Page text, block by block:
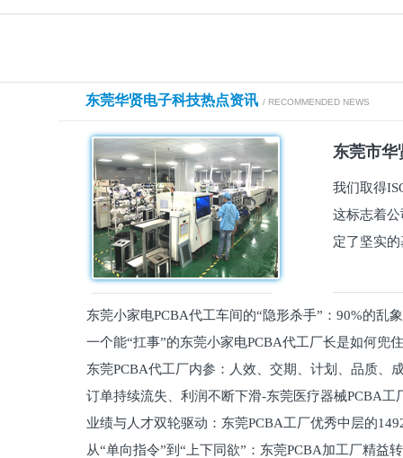
东莞华贤电子科技热点资讯 / RECOMMENDED NEWS
东莞市华
我们取得
这标志着
定了坚实
东莞小家电PCBA代工车间的“隐形杀手”：90%的乱
员工一个能“扛事”的东莞小家电PCBA代工厂长是如何兜
东莞PCBA代工厂内参：人效、交期、计划、品质
维锁客法则
订单持续流失、利润不断下滑-东莞医疗器械PCBA工
理死穴必须堵住
业绩与人才双轮驱动：东莞PCBA工厂优秀中层的
从“单向指令”到“上下同欲”：东莞PCBA加工厂精益